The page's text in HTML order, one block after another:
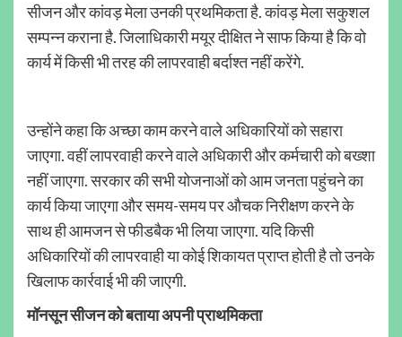
सीजन और कांवड़ मेला उनकी प्रथमिकता है. कांवड़ मेला सकुशल
सम्पन्न कराना है. जिलाधिकारी मयूर दीक्षित ने साफ किया है कि वो
कार्य में किसी भी तरह की लापरवाही बर्दाश्त नहीं करेंगे.
उन्होंने कहा कि अच्छा काम करने वाले अधिकारियों को सहारा
जाएगा. वहीं लापरवाही करने वाले अधिकारी और कर्मचारी को बख्शा
नहीं जाएगा. सरकार की सभी योजनाओं को आम जनता पहुंचने का
कार्य किया जाएगा और समय-समय पर औचक निरीक्षण करने के
साथ ही आमजन से फीडबैक भी लिया जाएगा. यदि किसी
अधिकारियों की लापरवाही या कोई शिकायत प्राप्त होती है तो उनके
खिलाफ कार्रवाई भी की जाएगी.
मॉनसून सीजन को बताया अपनी प्राथमिकता